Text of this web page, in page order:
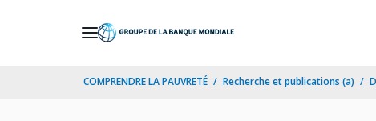
COMPRENDRE LA PAUVRETÉ Recherche et publications (a)